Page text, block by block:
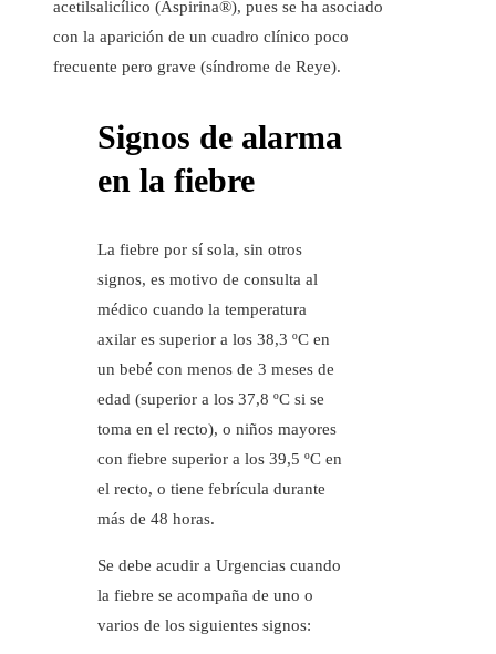
acetilsalicílico (Aspirina®), pues se ha asociado
con la aparición de un cuadro clínico poco
frecuente pero grave (síndrome de Reye).
Signos de alarma
en la fiebre
La fiebre por sí sola, sin otros
signos, es motivo de consulta al
médico cuando la temperatura
axilar es superior a los 38,3 ºC en
un bebé con menos de 3 meses de
edad (superior a los 37,8 ºC si se
toma en el recto), o niños mayores
con fiebre superior a los 39,5 ºC en
el recto, o tiene febrícula durante
más de 48 horas.
Se debe acudir a Urgencias cuando
la fiebre se acompaña de uno o
varios de los siguientes signos: